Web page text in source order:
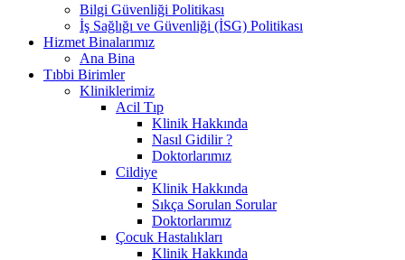
Bilgi Güvenliği Politikası
İş Sağlığı ve Güvenliği (İSG) Politikası
Hizmet Binalarımız
Ana Bina
Tıbbi Birimler
Kliniklerimiz
Acil Tıp
Klinik Hakkında
Nasıl Gidilir ?
Doktorlarımız
Cildiye
Klinik Hakkında
Sıkça Sorulan Sorular
Doktorlarımız
Çocuk Hastalıkları
Klinik Hakkında